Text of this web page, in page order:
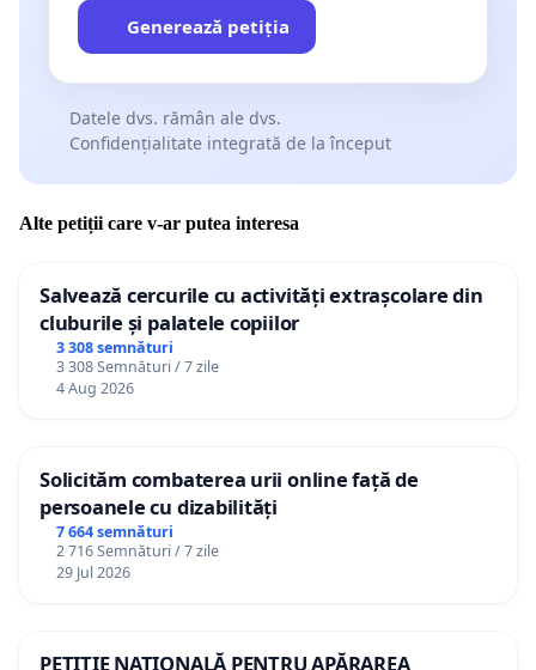
Generează petiția
Datele dvs. rămân ale dvs.
Confidențialitate integrată de la început
Alte petiții care v-ar putea interesa
Salvează cercurile cu activități extrașcolare din
cluburile și palatele copiilor
3 308 semnături
3 308 Semnături / 7 zile
4 Aug 2026
Solicităm combaterea urii online față de
persoanele cu dizabilități
7 664 semnături
2 716 Semnături / 7 zile
29 Jul 2026
PETIȚIE NAȚIONALĂ PENTRU APĂRAREA